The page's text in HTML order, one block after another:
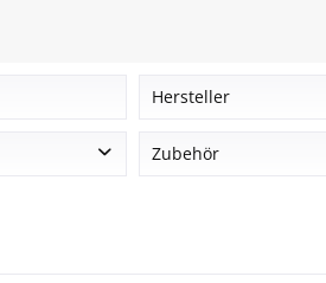
Hersteller
Collonil
Zubehör